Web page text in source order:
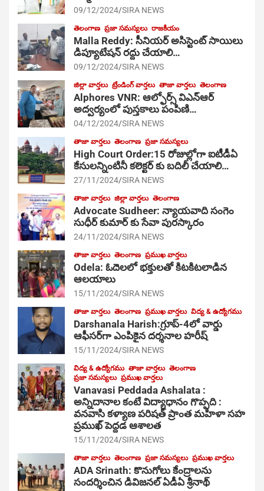
09/12/2024 SIRA NEWS
తెలంగాణ ప్రజా సమస్యలు రాజకీయం
Malla Reddy: సీనియర్ అసిస్టెంట్ సాయిలు
డిప్యూటేషన్ రద్దు చేయాలి…
09/12/2024 SIRA NEWS
జిల్లా వార్తలు ట్రేండింగ్ వార్తలు తాజా వార్తలు తెలంగాణ
Alphores VNR: ఆల్ఫోర్స్ విఎన్ఆర్
అద్వర్యంలో పుస్తకాలు పంపిణి…
04/12/2024 SIRA NEWS
తాజా వార్తలు తెలంగాణ ప్రజా సమస్యలు
High Court Order:15 రోజుల్లోగా ఐటీడీఏ
కేసులన్నింటినీ కలెక్టర్ కు బదిలీ చేయాలి…
27/11/2024 SIRA NEWS
తాజా వార్తలు జిల్లా వార్తలు తెలంగాణ
Advocate Sudheer: న్యాయవాది సంగెం
సుధీర్ కుమార్ కు సేవా పురస్కారం
24/11/2024 SIRA NEWS
తాజా వార్తలు తెలంగాణ ప్రముఖ వార్తలు
Odela: ఓదెల‌లో భక్తులతో కిటకిటలాడిన
ఆల‌యాలు
15/11/2024 SIRA NEWS
తాజా వార్తలు తెలంగాణ ప్రముఖ వార్తలు విద్య & ఉద్యోగము
Darshanala Harish:గ్రూప్-4లో వార్డు
ఆఫీసర్‌గా ఎంపికైన దర్శనాల హరీష్
15/11/2024 SIRA NEWS
విద్య & ఉద్యోగము తాజా వార్తలు తెలంగాణ
ప్రజా సమస్యలు ప్రముఖ వార్తలు
Vanavasi Peddada Ashalata :
అన్నిదానాల కంటే విద్యాధానం గొప్పది :
వనవాసి కళ్యాణ పరిషత్ ప్రాంత మహిళా సహ
ప్రముఖ్ పెద్దడ ఆశాలత
15/11/2024 SIRA NEWS
తాజా వార్తలు తెలంగాణ ప్రజా సమస్యలు ప్రముఖ వార్తలు
ADA Srinath: కొనుగోలు కేంద్రాల‌ను
సంద‌ర్శించిన డివిజనల్ ఏడీఏ శ్రీనాథ్